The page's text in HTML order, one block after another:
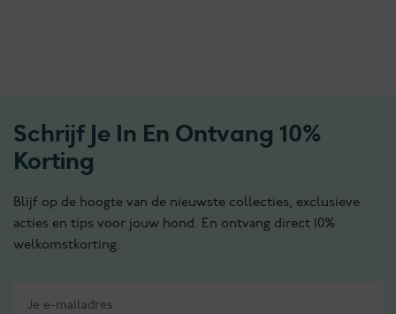
Schrijf Je In En Ontvang 10%
Korting
Blijf op de hoogte van de nieuwste collecties, exclusieve
acties en tips voor jouw hond. En ontvang direct 10%
welkomstkorting.